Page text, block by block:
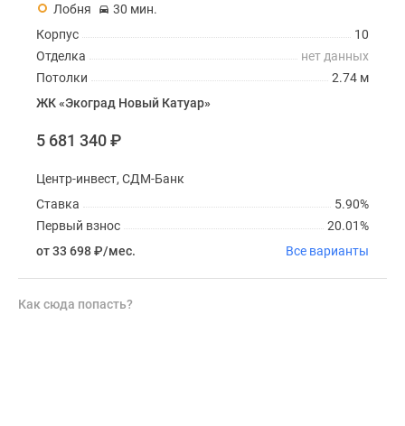
Лобня
30 мин.
10
Корпус
нет данных
Отделка
2.74 м
Потолки
ЖК «Экоград Новый Катуар»
5 681 340₽
Центр-инвест, СДМ-Банк
5.90%
Ставка
20.01%
Первый взнос
от 33 698₽/мес. Все варианты
Как сюда попасть?